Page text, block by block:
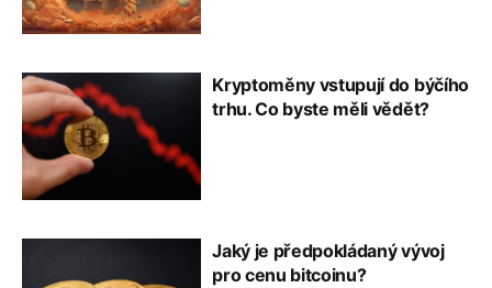
Kryptoměny vstupují do býčího
trhu. Co byste měli vědět?
Jaký je předpokládaný vývoj
pro cenu bitcoinu?